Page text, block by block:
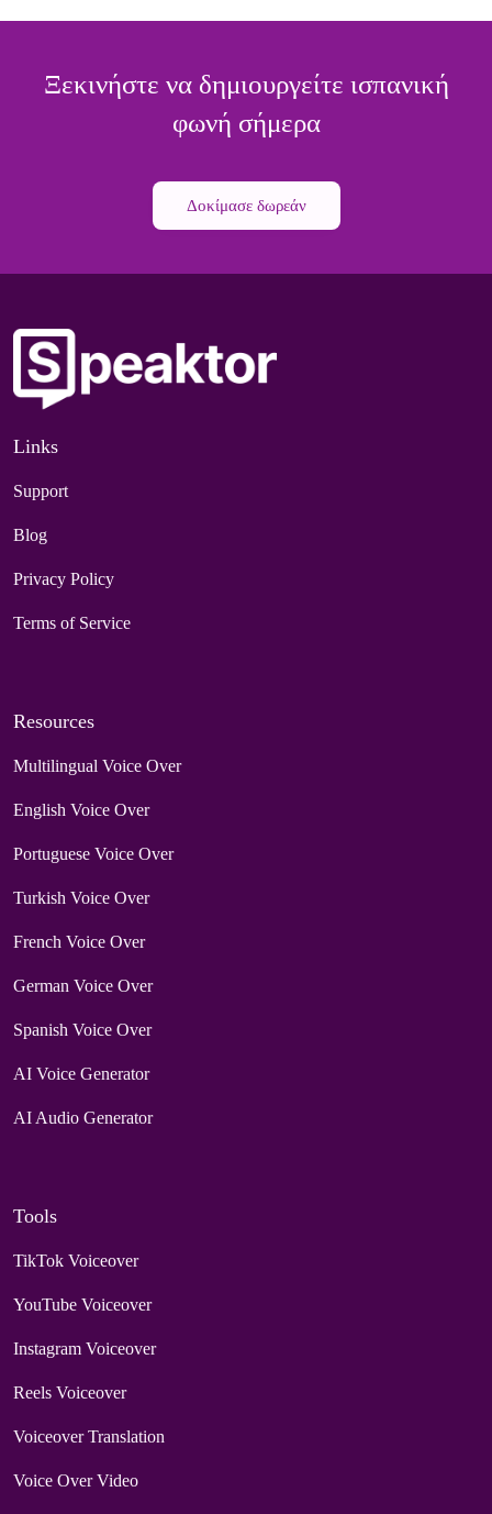
Ξεκινήστε να δημιουργείτε ισπανική
φωνή σήμερα
Δοκίμασε δωρεάν
Links
Support
Blog
Privacy Policy
Terms of Service
Resources
Multilingual Voice Over
English Voice Over
Portuguese Voice Over
Turkish Voice Over
French Voice Over
German Voice Over
Spanish Voice Over
AI Voice Generator
AI Audio Generator
Tools
TikTok Voiceover
YouTube Voiceover
Instagram Voiceover
Reels Voiceover
Voiceover Translation
Voice Over Video